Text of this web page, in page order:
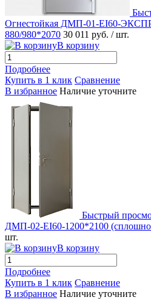
Огнестойкая ДМП-01-EI60-
880/980*2070 30 011 руб. / шт.
В корзину
Подробнее
Купить в 1 клик Сравнение
В избранное Наличие уточните
Быстрый
ДМП-02-EI60-1200*2100
шт.
В корзину
Подробнее
Купить в 1 клик Сравнение
В избранное Наличие уточните